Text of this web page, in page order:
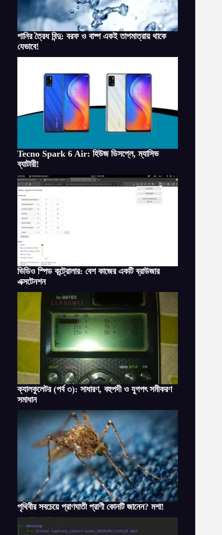
পানির ত্রৈধ বিন্দু: বরফ ও বাষ্প একই তাপমাত্রায় থাকে
যেভাবে!
Tecno Spark 6 Air: হিউজ ডিসপ্লে, ম্যাসিভ
ব্যাটারী!
ভিডিও স্পিড কন্ট্রোলার: বেশ কাজের একটি ব্রাউজার
এক্সটেনশন
ক্যালকুলেটর (পর্ব ৩): সাধারণ, বহুপদী ও যুগপৎ সমীকরণ
সমাধান
পৃথিবীর সবচেয়ে প্রাণঘাতী প্রাণী কোনটি জানেন? মশা!